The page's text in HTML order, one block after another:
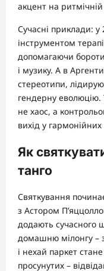
акцент на ритмічній
Сучасні приклади: у
інструментом
допомагаючи
і музику. А в
стереотипи,
гендерну еволюцію.
не хаос, а
вихід у гармонійних
Як
танго
Святкування
з Астором
додають сучасного
домашню мілонгу –
і нехай паркет
просунутих –